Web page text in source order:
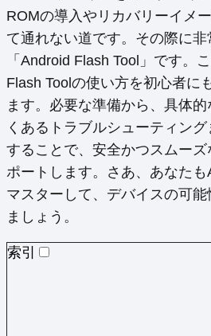
ROMの導入やリカバリーイメ
て通れない道です。その際に
「Android Flash Tool」です。
Flash Toolの使い方を初心者に
ます。必要な準備から、具体
くあるトラブルシューティン
することで、安全かつスムー
ポートします。さあ、あなた
マスターして、デバイスの可
ましょう。
索引